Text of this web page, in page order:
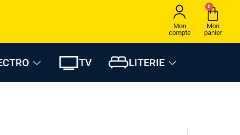
Mon
compte
0
Mon
panier
TV LITERIE